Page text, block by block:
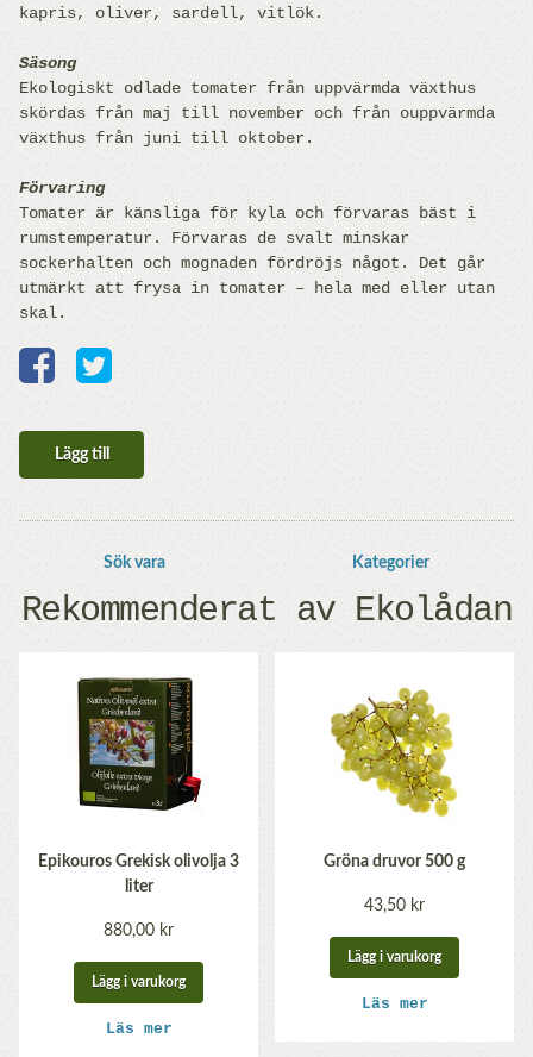
kapris, oliver, sardell, vitlök.
Säsong
Ekologiskt odlade tomater från uppvärmda växthus
skördas från maj till november och från ouppvärmda
växthus från juni till oktober.
Förvaring
Tomater är känsliga för kyla och förvaras bäst i
rumstemperatur. Förvaras de svalt minskar
sockerhalten och mognaden fördröjs något. Det går
utmärkt att frysa in tomater – hela med eller utan
skal.
Lägg till
Sök vara Kategorier
Rekommenderat av Ekolådan
Epikouros Grekisk olivolja 3
liter
880,00 kr
Lägg i varukorg
Läs mer
Gröna druvor 500 g
43,50 kr
Lägg i varukorg
Läs mer